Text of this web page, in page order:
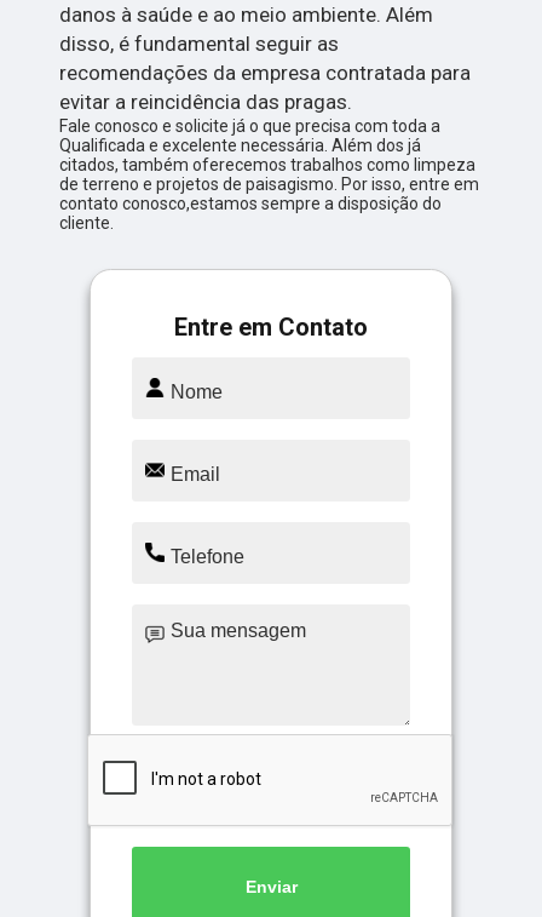
danos à saúde e ao meio ambiente. Além
disso, é fundamental seguir as
recomendações da empresa contratada para
evitar a reincidência das pragas.
Fale conosco e solicite já o que precisa com toda a
Qualificada e excelente necessária. Além dos já
citados, também oferecemos trabalhos como limpeza
de terreno e projetos de paisagismo. Por isso, entre em
contato conosco,estamos sempre a disposição do
cliente.
Entre em Contato
Enviar